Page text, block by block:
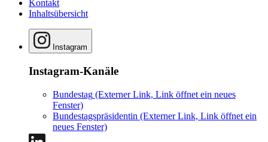
Kontakt
Inhaltsübersicht
Instagram
Instagram-Kanäle
Bundestag (Externer Link, Link öffnet ein neues
Fenster)
Bundestagspräsidentin (Externer Link, Link öffnet ein
neues Fenster)